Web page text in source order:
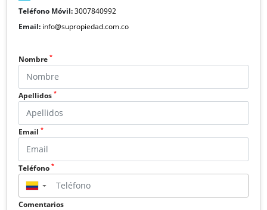
Teléfono Móvil:3007840992
Email: info@supropiedad.com.co
Nombre *
Apellidos *
Email *
Teléfono *
▼
Comentarios